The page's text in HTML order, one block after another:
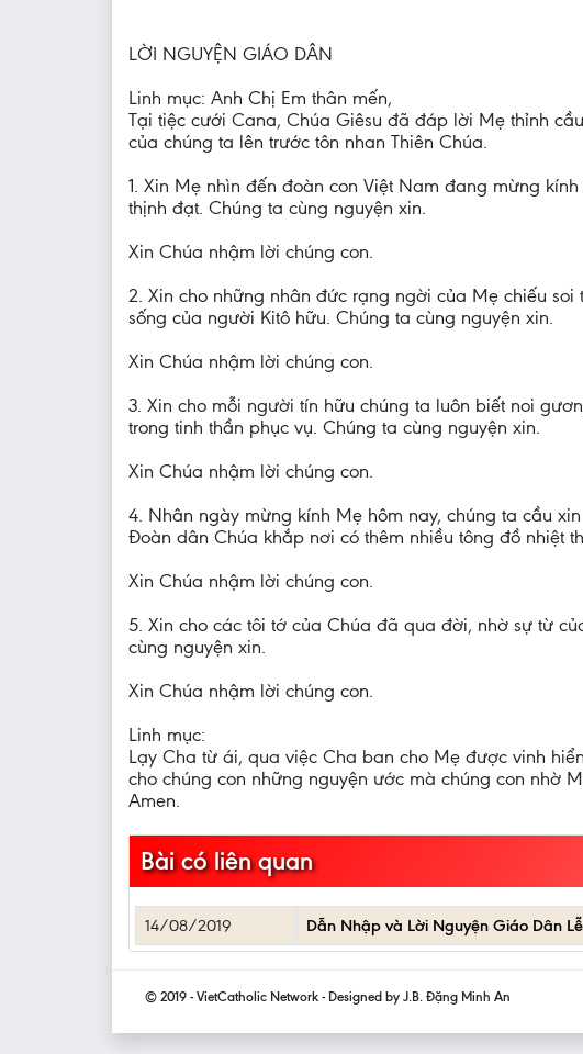
LỜI NGUYỆN GIÁO DÂN
Linh mục: Anh Chị Em thân mến,
Tại tiệc cưới Cana, Chúa Giêsu đã đáp lời Mẹ thỉnh
của chúng ta lên trước tôn nhan Thiên Chúa.
1. Xin Mẹ nhìn đến đoàn con Việt Nam đang mừng
thịnh đạt. Chúng ta cùng nguyện xin.
Xin Chúa nhậm lời chúng con.
2. Xin cho những nhân đức rạng ngời của Mẹ chiếu
sống của người Kitô hữu. Chúng ta cùng nguyện xin.
Xin Chúa nhậm lời chúng con.
3. Xin cho mỗi người tín hữu chúng ta luôn biết noi
trong tinh thần phục vụ. Chúng ta cùng nguyện xin.
Xin Chúa nhậm lời chúng con.
4. Nhân ngày mừng kính Mẹ hôm nay, chúng ta cầu
Ðoàn dân Chúa khắp nơi có thêm nhiều tông đồ nhiệt
Xin Chúa nhậm lời chúng con.
5. Xin cho các tôi tớ của Chúa đã qua đời, nhờ sự từ
cùng nguyện xin.
Xin Chúa nhậm lời chúng con.
Linh mục:
Lạy Cha từ ái, qua việc Cha ban cho Mẹ được vinh
cho chúng con những nguyện ước mà chúng con nhờ
Amen.
Bài có liên quan
14/08/2019 Dẫn Nhập và Lời Nguyện Giáo Dân
© 2019 - VietCatholic Network - Designed by J.B. Đặng Minh An